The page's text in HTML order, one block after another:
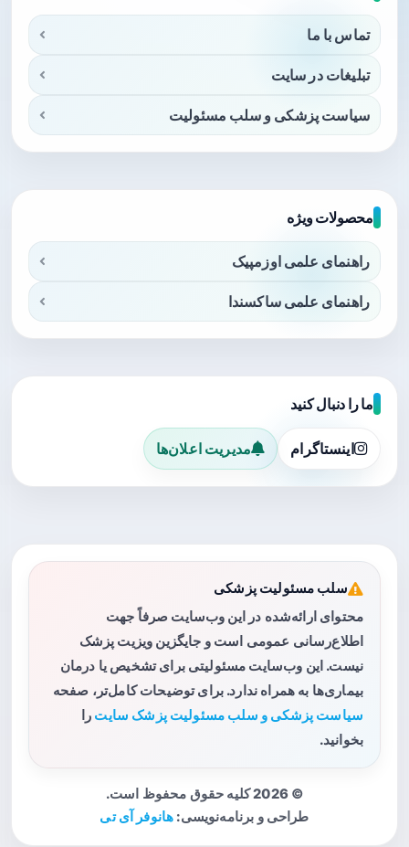
تماس با ما
تبلیغات در سایت
سیاست پزشکی و سلب مسئولیت
محصولات ویژه
راهنمای علمی اوزمپیک
راهنمای علمی ساکسندا
ما را دنبال کنید
اینستاگرام مدیریت اعلان‌ها
سلب مسئولیت پزشکی
محتوای ارائه‌شده در این وب‌سایت صرفاً جهت
اطلاع‌رسانی عمومی است و جایگزین ویزیت پزشک
نیست. این وب‌سایت مسئولیتی برای تشخیص یا درمان
بیماری‌ها به همراه ندارد. برای توضیحات کامل‌تر، صفحه
سیاست پزشکی و سلب مسئولیت پزشک سایت را
بخوانید.
© 2026 کلیه حقوق محفوظ است.
طراحی و برنامه‌نویسی: هانوفر آی تی